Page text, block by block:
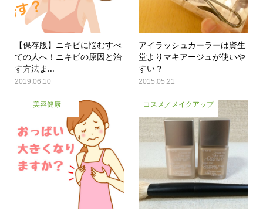
【保存版】ニキビに悩むすべ
ての人へ！ニキビの原因と治
す方法ま...
2019.06.10
アイラッシュカーラーは資生
堂よりマキアージュが使いや
すい？
2015.05.21
美容健康 コスメ／メイクアップ